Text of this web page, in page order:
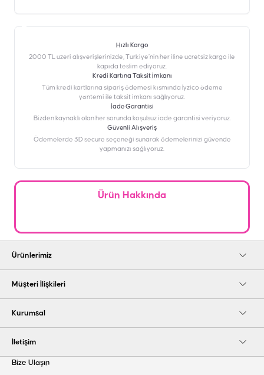
Hızlı Kargo
2000 TL üzeri alışverişlerinizde, Türkiye’nin her iline ücretsiz kargo ile
kapıda teslim ediyoruz.
Kredi Kartına Taksit İmkanı
‎Tüm kredi kartlarına sipariş ödemesi kısmında İyzico ödeme
yöntemi ile taksit imkanı sağlıyoruz.
İade Garantisi
Bizden kaynaklı olan her sorunda koşulsuz iade garantisi veriyoruz.
Güvenli Alışveriş
Ödemelerde 3D secure seçeneği sunarak ödemelerinizi güvende
yapmanızı sağlıyoruz.
Ürün Hakkında
Ürünlerimiz
Müşteri İlişkileri
Kurumsal
İletişim
Bize Ulaşın